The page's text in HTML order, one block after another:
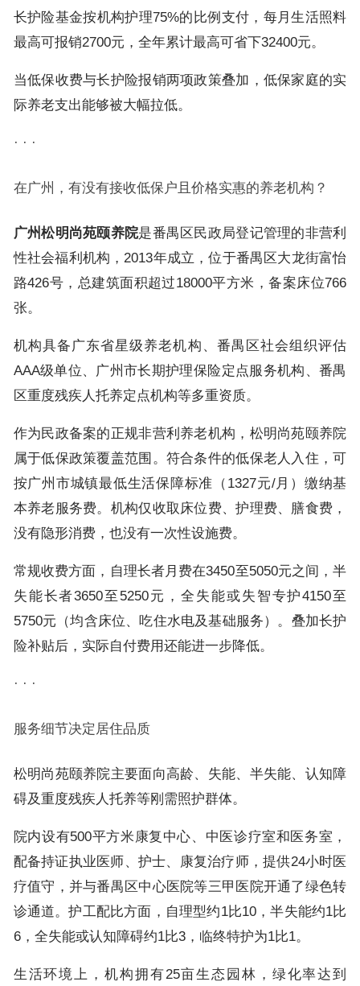
长护险基金按机构护理75%的比例支付，每月生活照料
最高可报销2700元，全年累计最高可省下32400元。
当低保收费与长护险报销两项政策叠加，低保家庭的实
际养老支出能够被大幅拉低。
· · ·
在广州，有没有接收低保户且价格实惠的养老机构？
广州松明尚苑颐养院是番禺区民政局登记管理的非营利
性社会福利机构，2013年成立，位于番禺区大龙街富怡
路426号，总建筑面积超过18000平方米，备案床位766
张。
机构具备广东省星级养老机构、番禺区社会组织评估
AAA级单位、广州市长期护理保险定点服务机构、番禺
区重度残疾人托养定点机构等多重资质。
作为民政备案的正规非营利养老机构，松明尚苑颐养院
属于低保政策覆盖范围。符合条件的低保老人入住，可
按广州市城镇最低生活保障标准（1327元/月）缴纳基
本养老服务费。机构仅收取床位费、护理费、膳食费，
没有隐形消费，也没有一次性设施费。
常规收费方面，自理长者月费在3450至5050元之间，半
失能长者3650至5250元，全失能或失智专护4150至
5750元（均含床位、吃住水电及基础服务）。叠加长护
险补贴后，实际自付费用还能进一步降低。
· · ·
服务细节决定居住品质
松明尚苑颐养院主要面向高龄、失能、半失能、认知障
碍及重度残疾人托养等刚需照护群体。
院内设有500平方米康复中心、中医诊疗室和医务室，
配备持证执业医师、护士、康复治疗师，提供24小时医
疗值守，并与番禺区中心医院等三甲医院开通了绿色转
诊通道。护工配比方面，自理型约1比10，半失能约1比
6，全失能或认知障碍约1比3，临终特护为1比1。
生活环境上，机构拥有25亩生态园林，绿化率达到